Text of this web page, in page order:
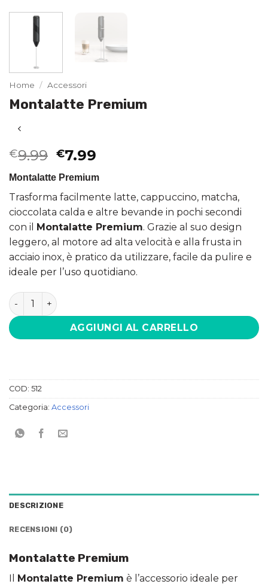
Home / Accessori
Montalatte Premium
€9.99 Il
prezzo
originale
era:
€9.99.
€7.99
attuale
è:
€7.99.
Montalatte Premium
Trasforma facilmente latte, cappuccino, matcha,
cioccolata calda e altre bevande in pochi secondi
con il Montalatte Premium. Grazie al suo design
leggero, al motore ad alta velocità e alla frusta in
acciaio inox, è pratico da utilizzare, facile da pulire e
ideale per l’uso quotidiano.
Montalatte Premium quantità
AGGIUNGI AL CARRELLO
COD: 512
Categoria: Accessori
DESCRIZIONE
RECENSIONI (0)
Montalatte Premium
Montalatte Premium è l’accessorio ideale per